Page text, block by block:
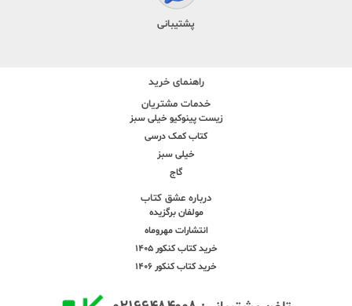
پشتیبانی
راهنمای خرید
خدمات مشتریان
زیست پینوکیو خیلی سبز
کتاب کمک درسی
خیلی سبز
گاج
درباره عشق کتاب
مولفان برگزیده
انتشارات مهروماه
خرید کتاب کنکور 1405
خرید کتاب کنکور 1406